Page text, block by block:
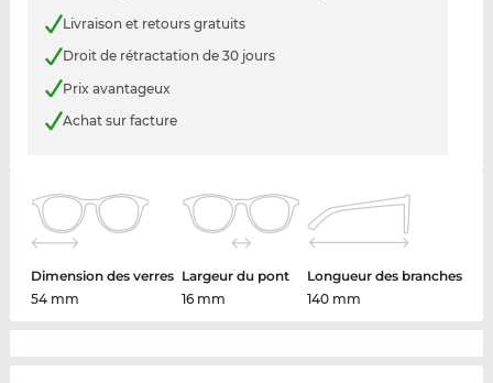
Livraison et retours gratuits
Droit de rétractation de 30 jours
Prix avantageux
Achat sur facture
Dimension des verres
54 mm
Largeur du pont
16 mm
Longueur des branches
140 mm